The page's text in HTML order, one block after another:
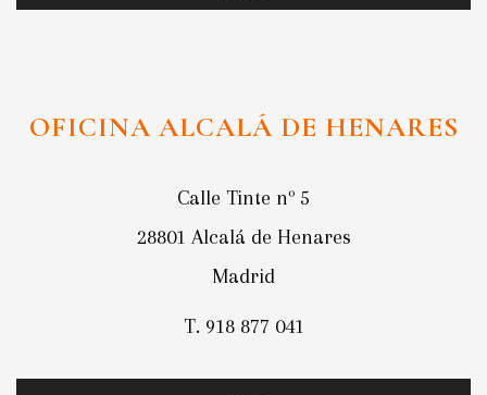
OFICINA ALCALÁ DE HENARES
Calle Tinte nº 5
28801 Alcalá de Henares
Madrid
T. 918 877 041